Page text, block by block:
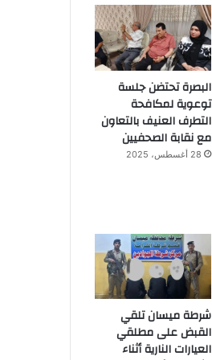
البصرة تحتضن جلسة
توعوية لمكافحة
التطرف العنيف بالتعاون
مع نقابة الصحفيين
28 أغسطس، 2025
شرطة ميسان تلقي
القبض على مطلقي
العيارات النارية أثناء